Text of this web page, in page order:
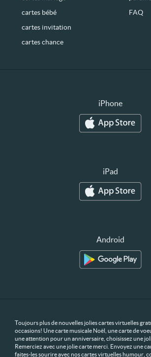
cartes bébé
cartes invitation
cartes chance
FAQ
iPhone
iPad
Android
Toujours plus de nouvelles jolies cartes virtuelles
occasions! Une carte musicale Noël, une carte de
une attention pour un anniversaire, choisissez une
Remerciez avec une jolie carte merci. Envoyez une
faites-les sourire avec nos cartes virtuelles humour,